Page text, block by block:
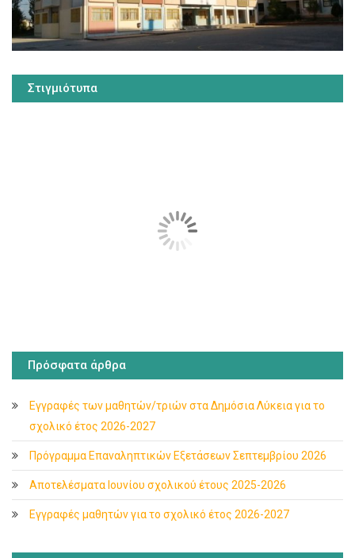
Στιγμιότυπα
Πρόσφατα άρθρα
Εγγραφές των μαθητών/τριών στα Δημόσια Λύκεια για το
σχολικό έτος 2026-2027
Πρόγραμμα Επαναληπτικών Εξετάσεων Σεπτεμβρίου 2026
Αποτελέσματα Ιουνίου σχολικού έτους 2025-2026
Εγγραφές μαθητών για το σχολικό έτος 2026-2027